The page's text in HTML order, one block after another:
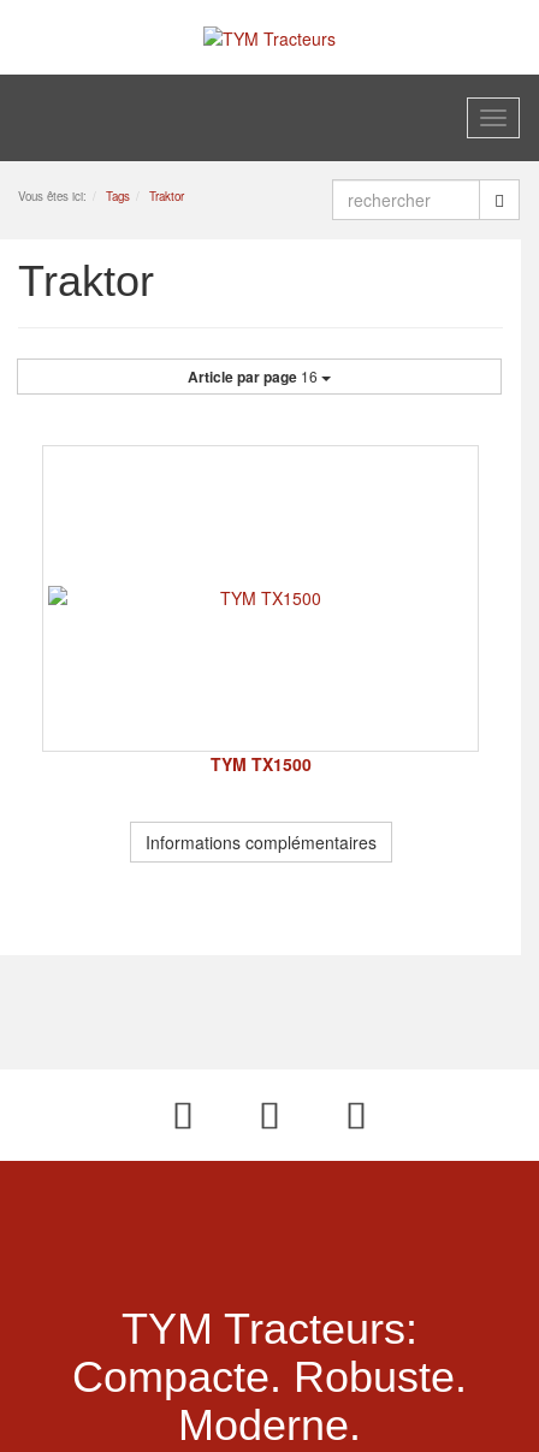
Vous êtes ici: Tags Traktor
Traktor
Article par page 16
TYM TX1500
Informations complémentaires
TYM Tracteurs:
Compacte. Robuste.
Moderne.